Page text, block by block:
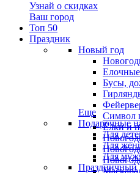
Узнай о скидках
Ваш город
Топ 50
Праздник
Новый год
Бусы,
Символ
Ёлки и
Еще
Подарочные
Для
Для
Для
Праздничный